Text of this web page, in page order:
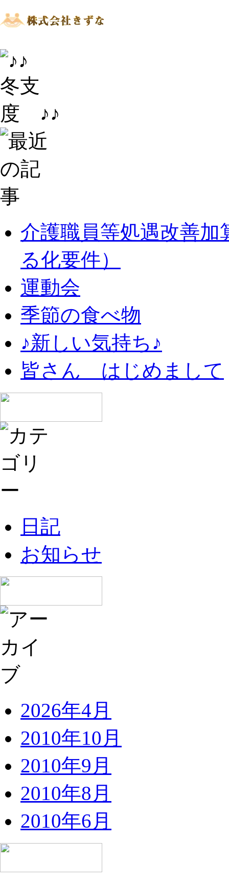
介護職員等処遇改善
る化要件）
運動会
季節の食べ物
♪新しい気持ち♪
皆さん はじめまして
日記
お知らせ
2026年4月
2010年10月
2010年9月
2010年8月
2010年6月